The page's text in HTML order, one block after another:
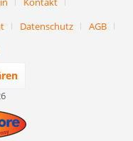
Datenschutz
AGB